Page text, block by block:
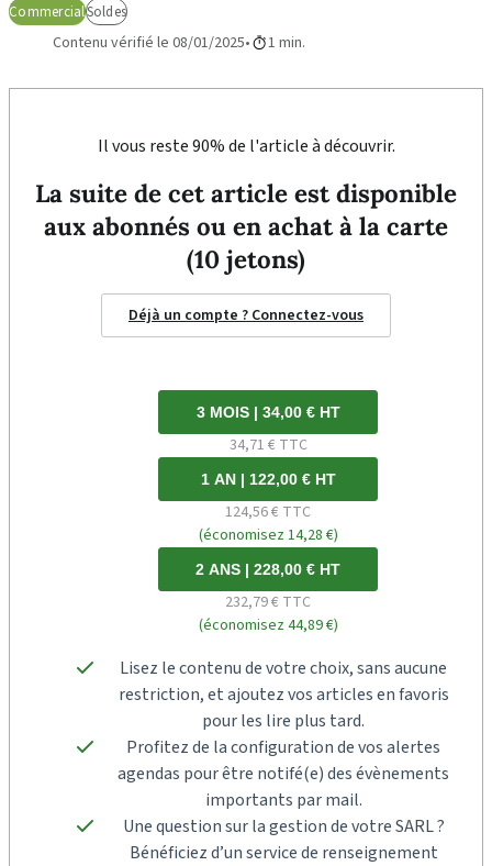
CommercialSoldes
Contenu vérifié le 08/01/2025 1 min.
Il vous reste 90% de l'article à découvrir.
La suite de cet article est disponible
aux abonnés ou en achat à la carte
(10 jetons)
Déjà un compte ? Connectez-vous
3 MOIS | 34,00 € HT
34,71 € TTC
1 AN | 122,00 € HT
124,56 € TTC
(économisez 14,28 €)
2 ANS | 228,00 € HT
232,79 € TTC
(économisez 44,89 €)
Lisez le contenu de votre choix, sans aucune
restriction, et ajoutez vos articles en favoris
pour les lire plus tard.
Profitez de la configuration de vos alertes
agendas pour être notifé(e) des évènements
importants par mail.
Une question sur la gestion de votre SARL ?
Bénéficiez d’un service de renseignement